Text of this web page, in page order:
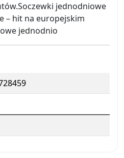
jednodniowe
– hit na europejskim
jednodnio